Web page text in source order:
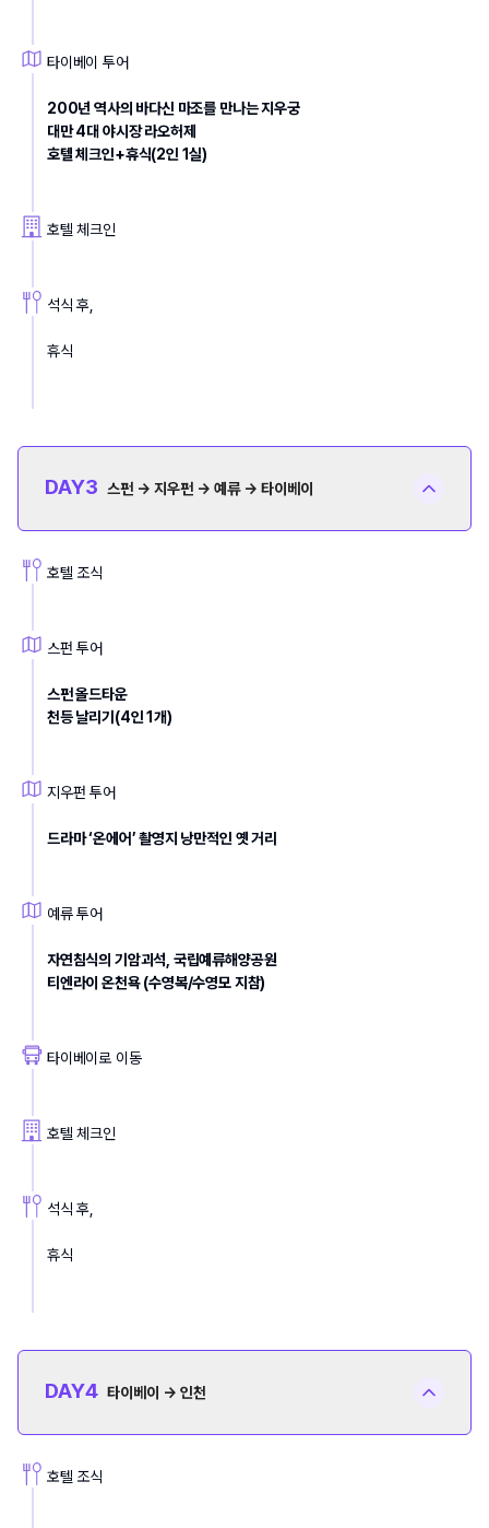
타이베이 투어
200년 역사의 바다신 마조를 만나는 지우궁
대만 4대 야시장 라오허제
호텔 체크인+휴식(2인 1실)
호텔 체크인
석식 후,
휴식
DAY3 스펀 → 지우펀 → 예류 → 타이베이
호텔 조식
스펀 투어
스펀 올드타운
천등 날리기(4인 1개)
지우펀 투어
드라마 ‘온에어’ 촬영지 낭만적인 옛 거리
예류 투어
자연침식의 기암괴석, 국립예류해양공원
티엔라이 온천욕 (수영복/수영모 지참)
타이베이로 이동
호텔 체크인
석식 후,
휴식
DAY4 타이베이 → 인천
호텔 조식